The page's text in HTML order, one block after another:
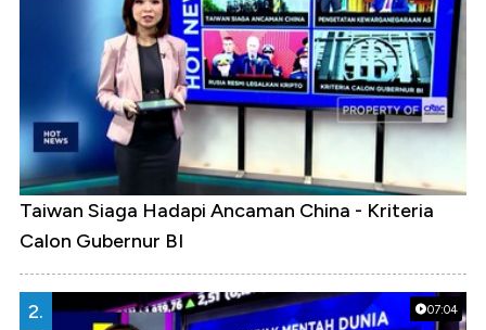
Taiwan Siaga Hadapi Ancaman China - Kriteria
Calon Gubernur BI
07:04
2.